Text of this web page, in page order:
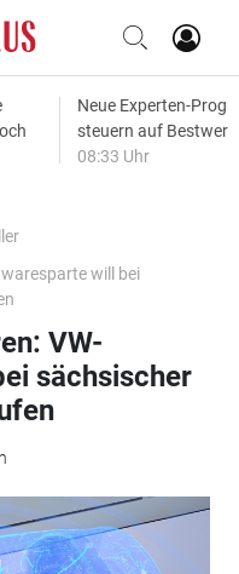
Neue Experten-
steuern auf
08:33 Uhr
will bei
VW-
sächsischer